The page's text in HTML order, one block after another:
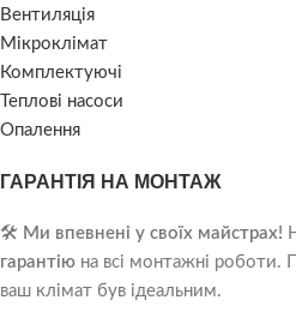
Вентиляція
Мікроклімат
Комплектуючі
Теплові насоси
Опалення
ГАРАНТІЯ НА МОНТАЖ
🛠️ Ми впевнені у своїх майстрах!
гарантію на всі монтажні
ваш клімат був ідеальним.